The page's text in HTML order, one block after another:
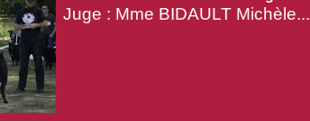
Juge : Mme BIDAULT Michèle...